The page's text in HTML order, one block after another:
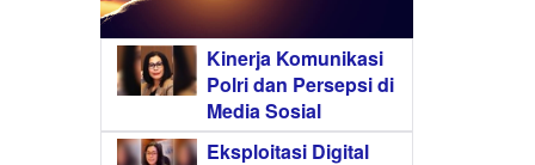
Kinerja Komunikasi
Polri dan Persepsi di
Media Sosial
Eksploitasi Digital